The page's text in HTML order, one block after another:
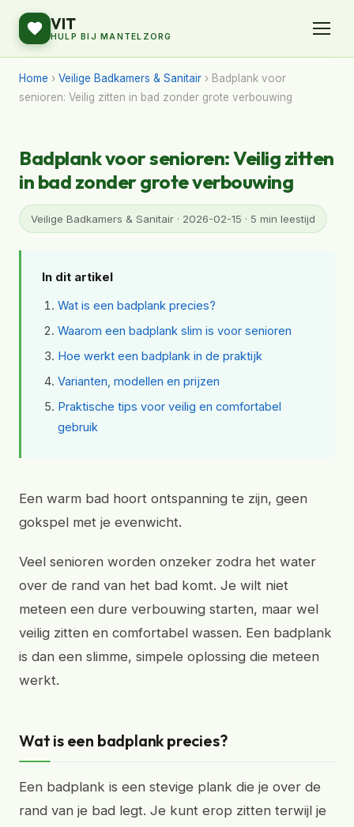
VIT
HULP BIJ MANTELZORG
Home › Veilige Badkamers & Sanitair › Badplank voor
senioren: Veilig zitten in bad zonder grote verbouwing
Badplank voor senioren: Veilig zitten
in bad zonder grote verbouwing
Veilige Badkamers & Sanitair · 2026-02-15 · 5 min leestijd
In dit artikel
Wat is een badplank precies?
Waarom een badplank slim is voor senioren
Hoe werkt een badplank in de praktijk
Varianten, modellen en prijzen
Praktische tips voor veilig en comfortabel
gebruik
Een warm bad hoort ontspanning te zijn, geen
gokspel met je evenwicht.
Veel senioren worden onzeker zodra het water
over de rand van het bad komt. Je wilt niet
meteen een dure verbouwing starten, maar wel
veilig zitten en comfortabel wassen. Een badplank
is dan een slimme, simpele oplossing die meteen
werkt.
Wat is een badplank precies?
Een badplank is een stevige plank die je over de
rand van je bad legt. Je kunt erop zitten terwijl je